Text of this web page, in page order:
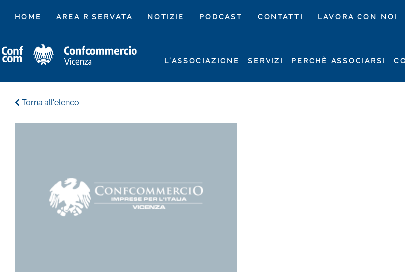
HOME (CURRENT)
AREA RISERVATA NOTIZIE PODCAST CONTATTI LAVORA CON NOI
L'ASSOCIAZIONE SERVIZI PERCHÈ ASSOCIARSI
Torna all'elenco